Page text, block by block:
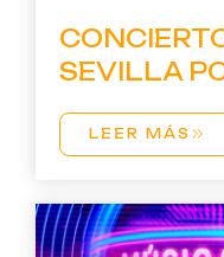
SEVILLA
LEER MÁS